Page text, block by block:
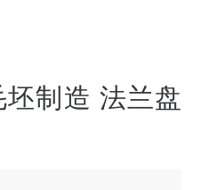
制造 法兰盘